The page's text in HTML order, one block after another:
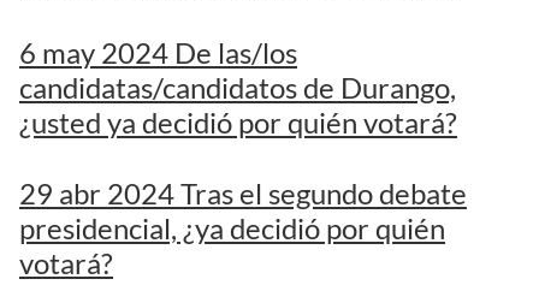
6 may 2024 De las/los
candidatas/candidatos de Durango,
¿usted ya decidió por quién votará?
29 abr 2024 Tras el segundo debate
presidencial, ¿ya decidió por quién
votará?